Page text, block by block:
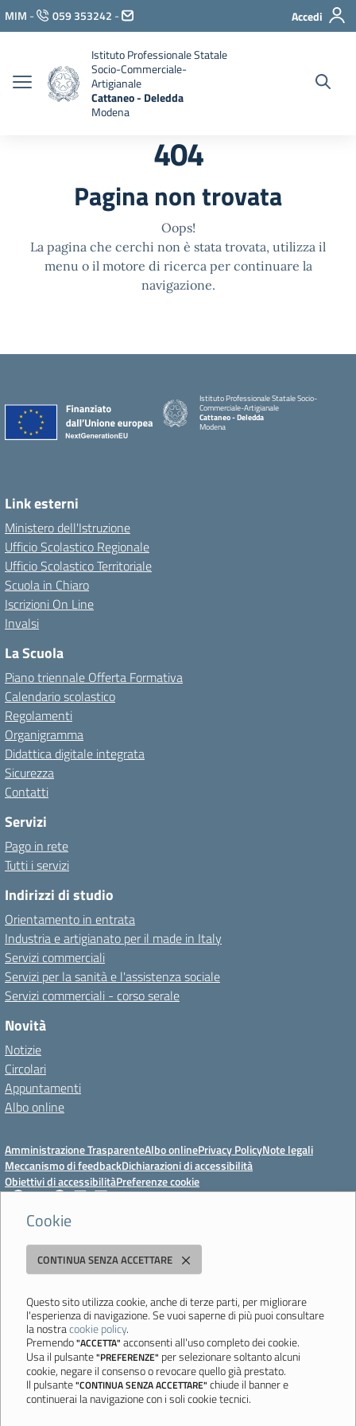
Cookie
CONTINUA SENZA ACCETTARE
Questo sito utilizza cookie, anche di terze parti, per migliorare
l'esperienza di navigazione. Se vuoi saperne di più puoi consultare
la nostracookie policy.
Premendo"ACCETTA" acconsenti all'uso completo dei cookie.
Usa il pulsante"PREFERENZE" per selezionare soltanto alcuni
cookie, negare il consenso o revocare quello già prestato.
Il pulsante"CONTINUA SENZA ACCETTARE" chiude il banner e
continuerai la navigazione con i soli cookie tecnici.
Vai ai contenuti
Vai al menu di navigazione
Vai al footer
MIM - 059 353242 - Accedi
Istituto Professionale Statale
Socio-Commerciale-
Artigianale
Cattaneo - Deledda
Modena
404
Pagina non trovata
Oops!
La pagina che cerchi non è stata trovata, utilizza il
menu o il motore di ricerca per continuare la
navigazione.
Istituto Professionale Statale Socio-
Commerciale-Artigianale
Cattaneo - Deledda
Modena
Link esterni
Ministero dell'Istruzione
Ufficio Scolastico Regionale
Ufficio Scolastico Territoriale
Scuola in Chiaro
Iscrizioni On Line
Invalsi
La Scuola
Piano triennale Offerta Formativa
Calendario scolastico
Regolamenti
Organigramma
Didattica digitale integrata
Sicurezza
Contatti
Servizi
Pago in rete
Tutti i servizi
Indirizzi di studio
Orientamento in entrata
Industria e artigianato per il made in Italy
Servizi commerciali
Servizi per la sanità e l'assistenza sociale
Servizi commerciali - corso serale
Novità
Notizie
Circolari
Appuntamenti
Albo online
Amministrazione TrasparenteAlbo onlinePrivacy PolicyNote legali
Meccanismo di feedbackDichiarazioni di accessibilità
Obiettivi di accessibilitàPreferenze cookie
Istituto Professionale Statale Socio-Commerciale-Artigianale "Cattaneo -
Deledda"
351005 - Email:morc08000g@istruzione.it- PEC:
morc08000g@pec.istruzione.it
Codice meccanografico: MORC08000G - C.F. 94177200360
Ultimo aggiornamento: Mercoledì, 29 Luglio 2026 ore 10:08